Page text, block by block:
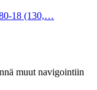
18 (130,…
muut navigointiin